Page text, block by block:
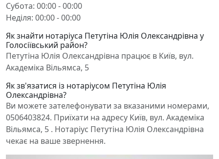
Субота: 00:00 - 00:00
Неділя: 00:00 - 00:00
Як знайти нотаріуса Петутіна Юлія Олександрівна у
Голосіївський район?
Петутіна Юлія Олександрівна працює в Київ, вул.
Академіка Вільямса, 5
Як зв'язатися із нотаріусом Петутіна Юлія
Олександрівна?
Ви можете зателефонувати за вказаними номерами,
0506403824. Приїхати на адресу Київ, вул. Академіка
Вільямса, 5 . Нотаріус Петутіна Юлія Олександрівна
чекає на ваше звернення.